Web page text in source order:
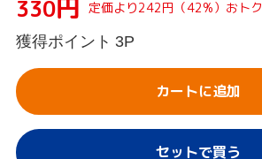
330円 定価より242円（42%）おトク
獲得ポイント 3P
カートに追加
セットで買う